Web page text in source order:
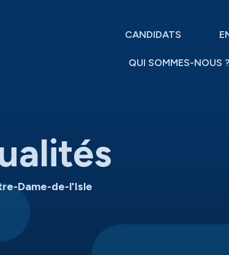
CANDIDATS
QUI SOMMES-NOUS ?
Dame-de-l'Isle